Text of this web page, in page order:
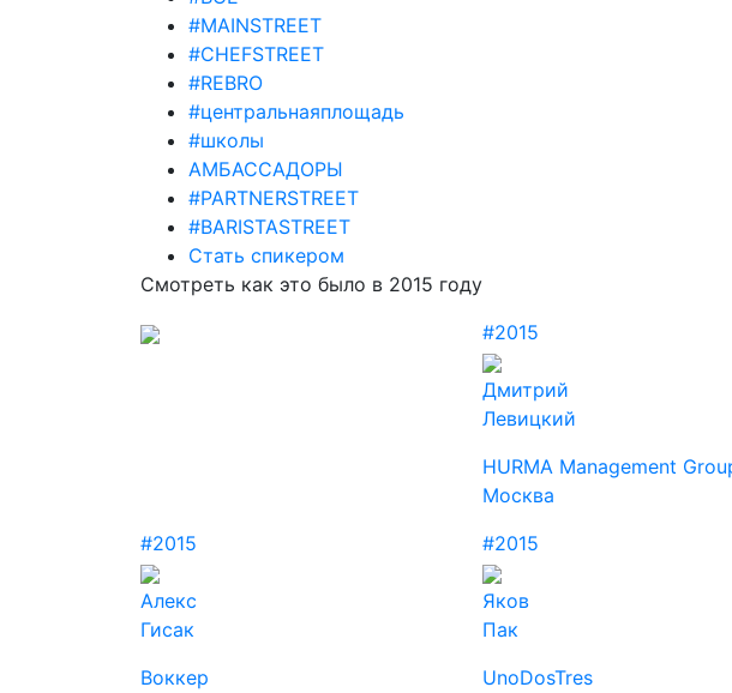
#MAINSTREET
#CHEFSTREET
#REBRO
#центральнаяплощадь
#школы
АМБАССАДОРЫ
#PARTNERSTREET
#BARISTASTREET
Стать спикером
Смотреть как это было в 2015 году
#2015
Дмитрий
Левицкий
HURMA Management
Москва
#2015
Алекс
Гисак
Воккер
#2015
Яков
Пак
UnoDosTres